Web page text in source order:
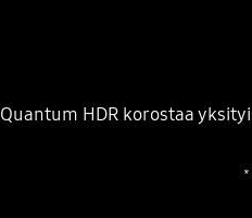
Quantum HDR korostaa
*